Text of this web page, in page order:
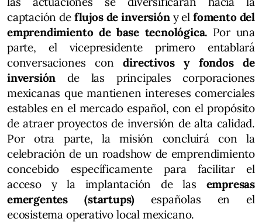
captación de flujos de inversióny el fomento del
emprendimiento de base tecnológica. Por una
parte, el vicepresidente primero entablará
conversaciones condirectivos y fondos de
inversión de las principales corporaciones
mexicanas que mantienen intereses comerciales
estables en el mercado español, con el propósito
de atraer proyectos de inversión de alta calidad.
Por otra parte, la misión concluirá con la
celebración de un roadshow de emprendimiento
concebido específicamente para facilitar el
acceso y la implantación de las empresas
emergentes (startups)españolas en el
ecosistema operativo local mexicano.